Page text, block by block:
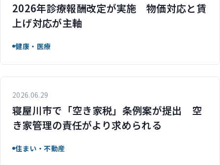
2026年診療報酬改定が実施 物価対応と賃
上げ対応が主軸
健康・医療
2026.06.29
寝屋川市で「空き家税」条例案が提出 空
き家管理の責任がより求められる
住まい・不動産